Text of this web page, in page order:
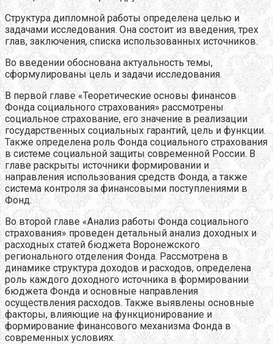
Структура дипломной работы определена целью и
задачами исследования. Она состоит из введения, трех
глав, заключения, списка использованных источников.
Во введении обоснована актуальность темы,
сформулированы цель и задачи исследования.
В первой главе «Теоретические основы финансов
Фонда социального страхования» рассмотрены
социальное страхование, его значение в реализации
государственных социальных гарантий, цель и функции.
Также определена роль Фонда социального страхования
в системе социальной защиты современной России. В
главе раскрыты источники формировании и
направления использования средств Фонда, а также
система контроля за финансовыми поступлениями в
Фонд.
Во второй главе «Анализ работы Фонда социального
страхования» проведен детальный анализ доходных и
расходных статей бюджета Воронежского
регионального отделения Фонда. Рассмотрена в
динамике структура доходов и расходов, определена
роль каждого доходного источника в формировании
бюджета Фонда и основные направления
осуществления расходов. Также выявлены основные
факторы, влияющие на функционирование и
формирование финансового механизма Фонда в
современных условиях.